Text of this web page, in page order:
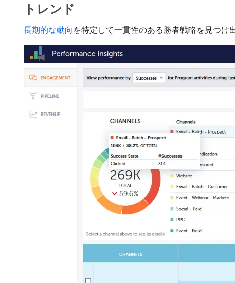
トレンド
長期的な動向 を特定して一貫性のある勝者戦略を見つけ